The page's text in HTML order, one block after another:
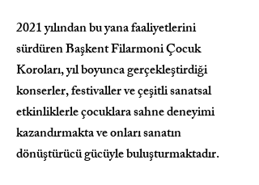
2021 yılından bu yana faaliyetlerini
sürdüren Başkent Filarmoni Çocuk
Koroları, yıl boyunca gerçekleştirdiği
konserler, festivaller ve çeşitli sanatsal
etkinliklerle çocuklara sahne deneyimi
kazandırmakta ve onları sanatın
dönüştürücü gücüyle buluşturmaktadır.